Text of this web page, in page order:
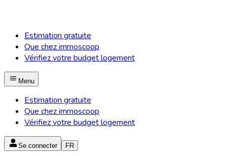
Estimation gratuite
Que chez immoscoop
Vérifiez votre budget logement
Menu
Estimation gratuite
Que chez immoscoop
Vérifiez votre budget logement
Se connecter FR